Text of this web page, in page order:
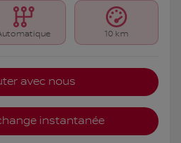
10 km
avec nous
instantanée